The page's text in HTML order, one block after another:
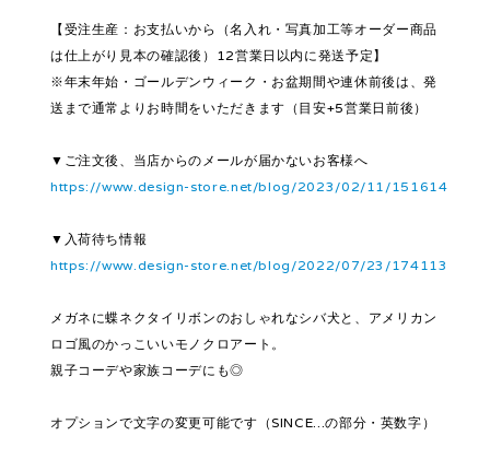
【受注生産：お支払いから（名入れ・写真加工等オーダー商品
は仕上がり見本の確認後）12営業日以内に発送予定】
※年末年始・ゴールデンウィーク・お盆期間や連休前後は、発
送まで通常よりお時間をいただきます（目安+5営業日前後）
▼ご注文後、当店からのメールが届かないお客様へ
https://www.design-store.net/blog/2023/02/11/151614
▼入荷待ち情報
https://www.design-store.net/blog/2022/07/23/174113
メガネに蝶ネクタイリボンのおしゃれなシバ犬と、アメリカン
ロゴ風のかっこいいモノクロアート。
親子コーデや家族コーデにも◎
オプションで文字の変更可能です（SINCE...の部分・英数字）